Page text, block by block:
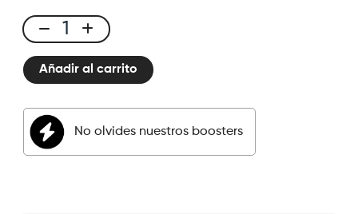
Legendary
E-
liquid
Kentucky
Blend
cantidad
Añadir al carrito
No olvides nuestros boosters